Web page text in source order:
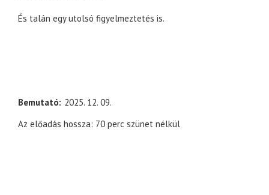
És talán egy utolsó figyelmeztetés is.
Bemutató 2025. 12. 09.
Az előadás hossza: 70 perc szünet nélkül